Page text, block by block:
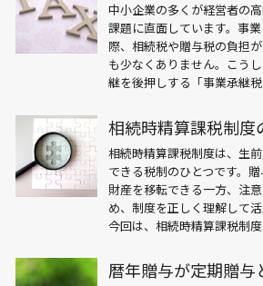
中小企業の多くが経営者の
課題に直面しています。事
際、相続税や贈与税の負担
も少なくありません。こう
継を後押しする「事業承継
相続時精算課税制度
相続時精算課税制度は、生
できる税制のひとつです。
財産を移転できる一方、注
め、制度を正しく理解して
今回は、相続時精算課税制
暦年贈与が定期贈与